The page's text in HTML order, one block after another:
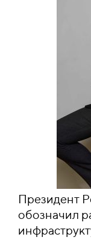
Президент
обозначил